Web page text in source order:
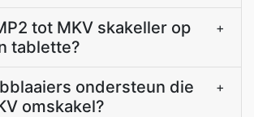
tot MKV skakeller op
tablette?
+
ondersteun die
omskakel?
+